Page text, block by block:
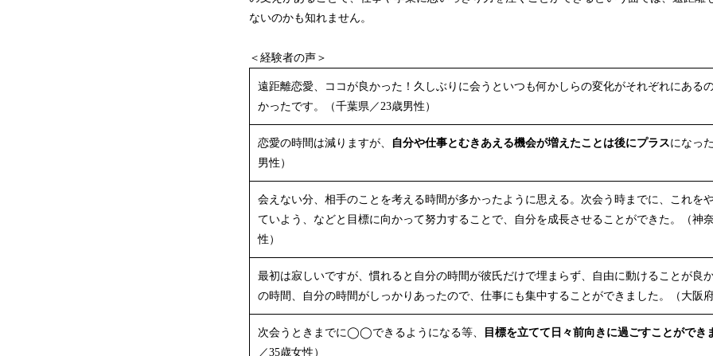
ないのかも知れません。
＜経験者の声＞
遠距離恋愛、ココが良かった！久しぶりに会うといつも何かしらの変化がそれぞれにある
かったです。（千葉県／23歳男性）
恋愛の時間は減りますが、 自分や仕事とむきあえる機会が増えたことは後にプラスになっ
男性）
会えない分、相手のことを考える時間が多かったように思える。次会う時までに、これを
ていよう、などと目標に向かって努力することで、自分を成長させることができた。（神
性）
最初は寂しいですが、慣れると自分の時間が彼氏だけで埋まらず、自由に動けることが良
の時間、自分の時間がしっかりあったので、仕事にも集中することができました。（大阪府
次会うときまでに◯◯できるようになる等、 目標を立てて日々前向きに過ごすことができ
／35歳女性）